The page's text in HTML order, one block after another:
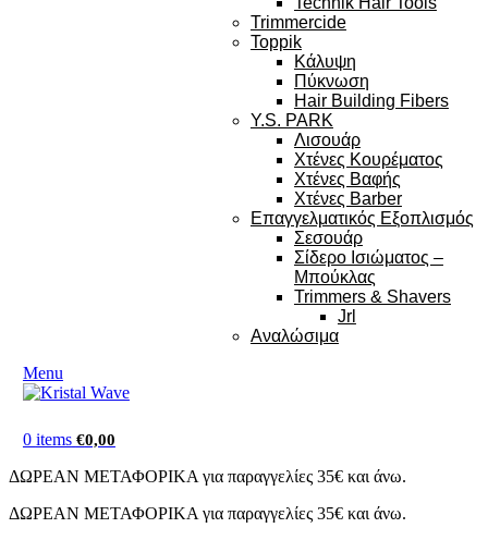
Trimmercide
Toppik
Κάλυψη
Πύκνωση
Hair Building Fibers
Y.S. PARK
Λισουάρ
Χτένες Κουρέματος
Χτένες Βαφής
Χτένες Barber
Επαγγελματικός Εξοπλισμός
Σεσουάρ
Σίδερο Ισιώματος –
Μπούκλας
Trimmers & Shavers
Jrl
Αναλώσιμα
Menu
0 items €0,00
ΔΩΡΕΑΝ ΜΕΤΑΦΟΡΙΚΑ για παραγγελίες 35€ και άνω.
ΔΩΡΕΑΝ ΜΕΤΑΦΟΡΙΚΑ για παραγγελίες 35€ και άνω.